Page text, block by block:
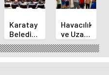
Karatay
Belediye
Başkanı
Kılca
Yeni
Havacılık
ve Uzay
Yaz
Kursu
Başladı